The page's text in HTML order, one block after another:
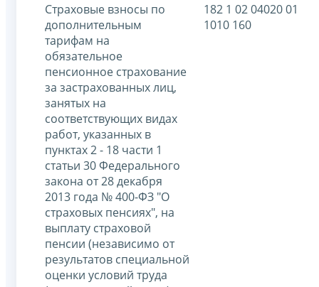
Страховые взносы по
дополнительным
тарифам на
обязательное
пенсионное страхование
за застрахованных лиц,
занятых на
соответствующих видах
работ, указанных в
пунктах 2 - 18 части 1
статьи 30 Федерального
закона от 28 декабря
2013 года № 400-ФЗ "О
страховых пенсиях", на
выплату страховой
пенсии (независимо от
результатов специальной
оценки условий труда
182 1 02 04020 01
1010 160